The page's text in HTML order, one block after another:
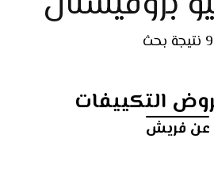
9 نتيجة بحث
التكييفات
عن فريش